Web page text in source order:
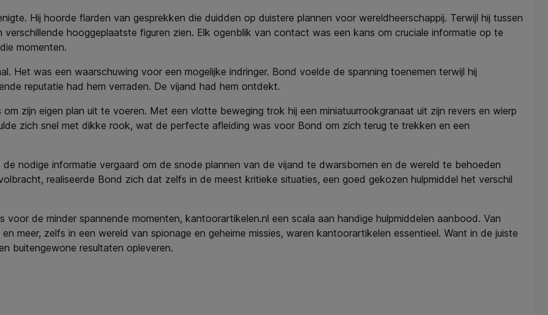
Hij hoorde flarden van gesprekken die duidden op duistere plannen voor wereldheerschappij. Terwijl hij tussen
hooggeplaatste figuren zien. Elk ogenblik van contact was een kans om cruciale informatie op te
momenten.
Het was een waarschuwing voor een mogelijke indringer. Bond voelde de spanning toenemen terwijl hij
reputatie had hem verraden. De vijand had hem ontdekt.
zijn eigen plan uit te voeren. Met een vlotte beweging trok hij een miniatuurrookgranaat uit zijn revers en wierp
zich snel met dikke rook, wat de perfecte afleiding was voor Bond om zich terug te trekken en een
nodige informatie vergaard om de snode plannen van de vijand te dwarsbomen en de wereld te behoeden
realiseerde Bond zich dat zelfs in de meest kritieke situaties, een goed gekozen hulpmiddel het verschil
de minder spannende momenten, kantoorartikelen.nl een scala aan handige hulpmiddelen aanbood. Van
meer, zelfs in een wereld van spionage en geheime missies, waren kantoorartikelen essentieel. Want in de juiste
buitengewone resultaten opleveren.